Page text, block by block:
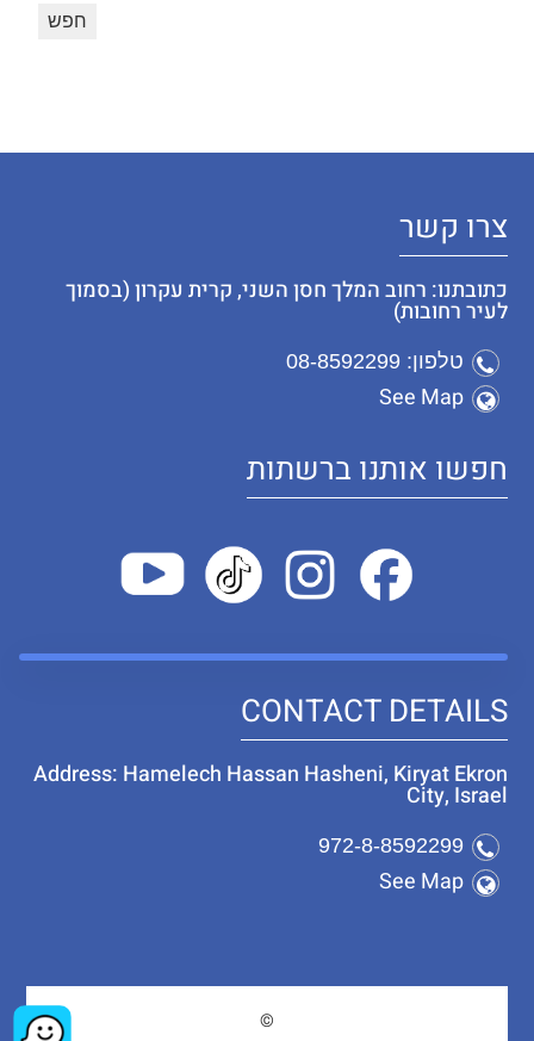
צרו קשר
כתובתנו: רחוב המלך חסן השני, קרית עקרון (בסמוך
לעיר רחובות)
טלפון: 08-8592299
See Map
חפשו אותנו ברשתות
CONTACT DETAILS
Address: Hamelech Hassan Hasheni, Kiryat Ekron
City, Israel
972-8-8592299
See Map
©